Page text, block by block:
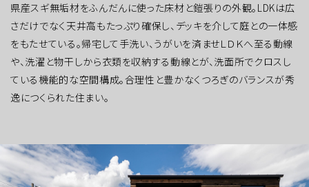
県産スギ無垢材をふんだんに使った床材と鎧張りの外観。LDKは広
さだけでなく天井高もたっぷり確保し、デッキを介して庭との一体感
をもたせている。帰宅して手洗い、うがいを済ませＬＤＫへ至る動線
や、洗濯と物干しから衣類を収納する動線とが、洗面所でクロスし
ている機能的な空間構成。合理性と豊かなくつろぎのバランスが秀
逸につくられた住まい。